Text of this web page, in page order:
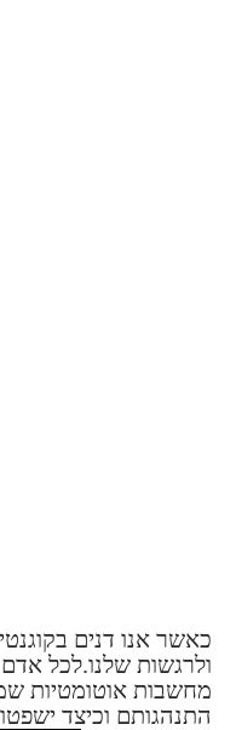
כאשר אנו דנים
ולרגשות שלנו.לכל
מחשבות אוטומטיות
התנהגותם וכיצד